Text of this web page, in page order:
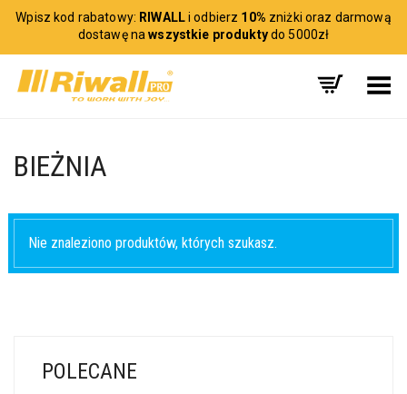
Wpisz kod rabatowy: RIWALLi odbierz 10% zniżki oraz darmową
dostawę nawszystkie produktydo 5000zł
Toggle Menu
BIEŻNIA
Nie znaleziono produktów, których szukasz.
POLECANE